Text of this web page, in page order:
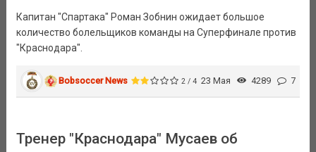
Капитан "Спартака" Роман Зобнин ожидает большое
количество болельщиков команды на Суперфинале против
"Краснодара".
Bobsoccer News 2 / 4 23 Мая 4289 7
Тренер "Краснодара" Мусаев об